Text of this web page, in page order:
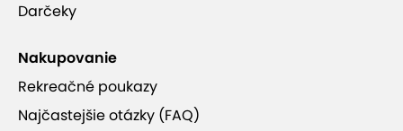
Darčeky
Nakupovanie
Rekreačné poukazy
Najčastejšie otázky (FAQ)